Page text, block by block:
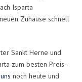
Isparta
Zuhause schnell
Sankt Herne und
zum besten Preis-
noch heute und